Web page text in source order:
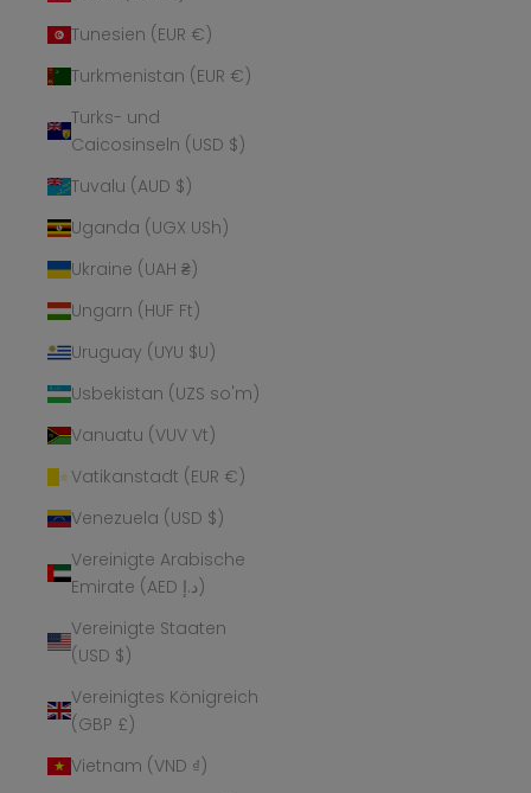
Tunesien (EUR €)
Turkmenistan (EUR €)
Turks- und
Caicosinseln (USD $)
Tuvalu (AUD $)
Uganda (UGX USh)
Ukraine (UAH ₴)
Ungarn (HUF Ft)
Uruguay (UYU $U)
Usbekistan (UZS so'm)
Vanuatu (VUV Vt)
Vatikanstadt (EUR €)
Venezuela (USD $)
Vereinigte Arabische
Emirate (AED د.إ)
Vereinigte Staaten
(USD $)
Vereinigtes Königreich
(GBP £)
Vietnam (VND ₫)